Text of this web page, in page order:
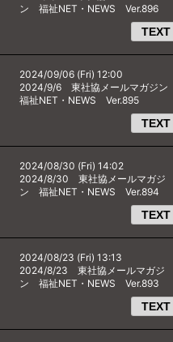
ン 福祉NET・NEWS Ver.896
TEXT
2024/09/06 (Fri) 12:00
2024/9/6 東社協メールマガジン
福祉NET・NEWS Ver.895
TEXT
2024/08/30 (Fri) 14:02
2024/8/30 東社協メールマガジ
ン 福祉NET・NEWS Ver.894
TEXT
2024/08/23 (Fri) 13:13
2024/8/23 東社協メールマガジ
ン 福祉NET・NEWS Ver.893
TEXT